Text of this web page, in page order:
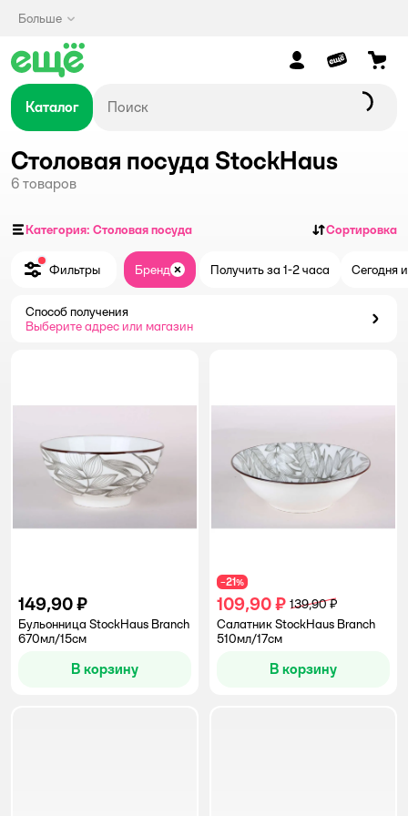
Больше
Каталог
Столовая посуда StockHaus
6 товаров
Категория: Столовая посуда Сортировка
Фильтры Бренд ЗакрытьПолучить за 1-2 часа Сегодня
Способ получения
Выберите адрес или магазин
149,90 ₽
Бульонница StockHaus Branch
670мл/15см
В корзину
−21%
109,90 ₽ 139,90 ₽
Салатник StockHaus Branch
510мл/17см
В корзину